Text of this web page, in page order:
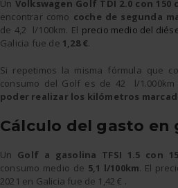
Un Volkswagen Golf TDI 2.0 con 150
encontrar como coche de segunda
de 4,2 l/100km. El precio medio del
Galicia fue de 1,28 €.
Si repetimos la misma fórmula que
consumo del Golf es de 42 l/
poder realizar los kilómetros
Cálculo del gasto en
Un Golf a gasolina TFSI 1.5 con
consumo medio de 5,1 l/100km. El
2021 en Galicia fue de 1,42 € .